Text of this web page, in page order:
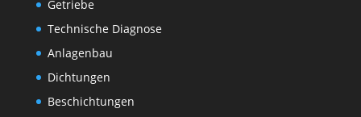
Getriebe
Technische Diagnose
Anlagenbau
Dichtungen
Beschichtungen